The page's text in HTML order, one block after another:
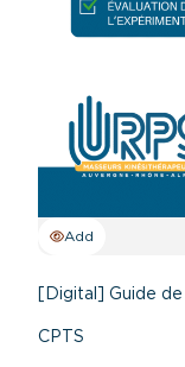
Add
[Digital] Guide
CPTS